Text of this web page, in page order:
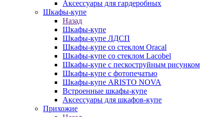
Аксессуары для гардеробных
Шкафы-купе
Назад
Шкафы-купе
Шкафы-купе ЛДСП
Шкафы-купе со стеклом Oracal
Шкафы-купе со стеклом Lacobel
Шкафы-купе с пескоструйным рисунком
Шкафы-купе с фотопечатью
Шкафы-купе ARISTO NOVA
Встроенные шкафы-купе
Аксессуары для шкафов-купе
Прихожие